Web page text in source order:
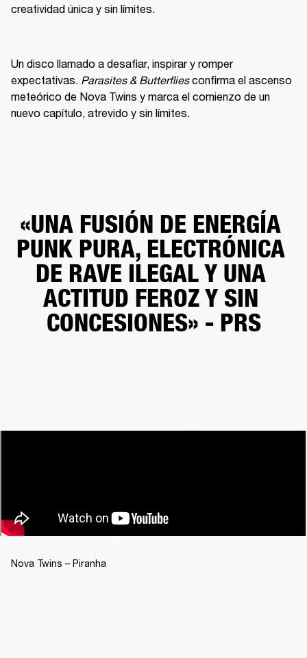
creatividad única y sin límites.
Un disco llamado a desafiar, inspirar y romper
expectativas. Parasites & Butterflies confirma el ascenso
meteórico de Nova Twins y marca el comienzo de un
nuevo capítulo, atrevido y sin límites.
«UNA FUSIÓN DE ENERGÍA
PUNK PURA, ELECTRÓNICA
DE RAVE ILEGAL Y UNA
ACTITUD FEROZ Y SIN
CONCESIONES» - PRS
Nova Twins – Piranha